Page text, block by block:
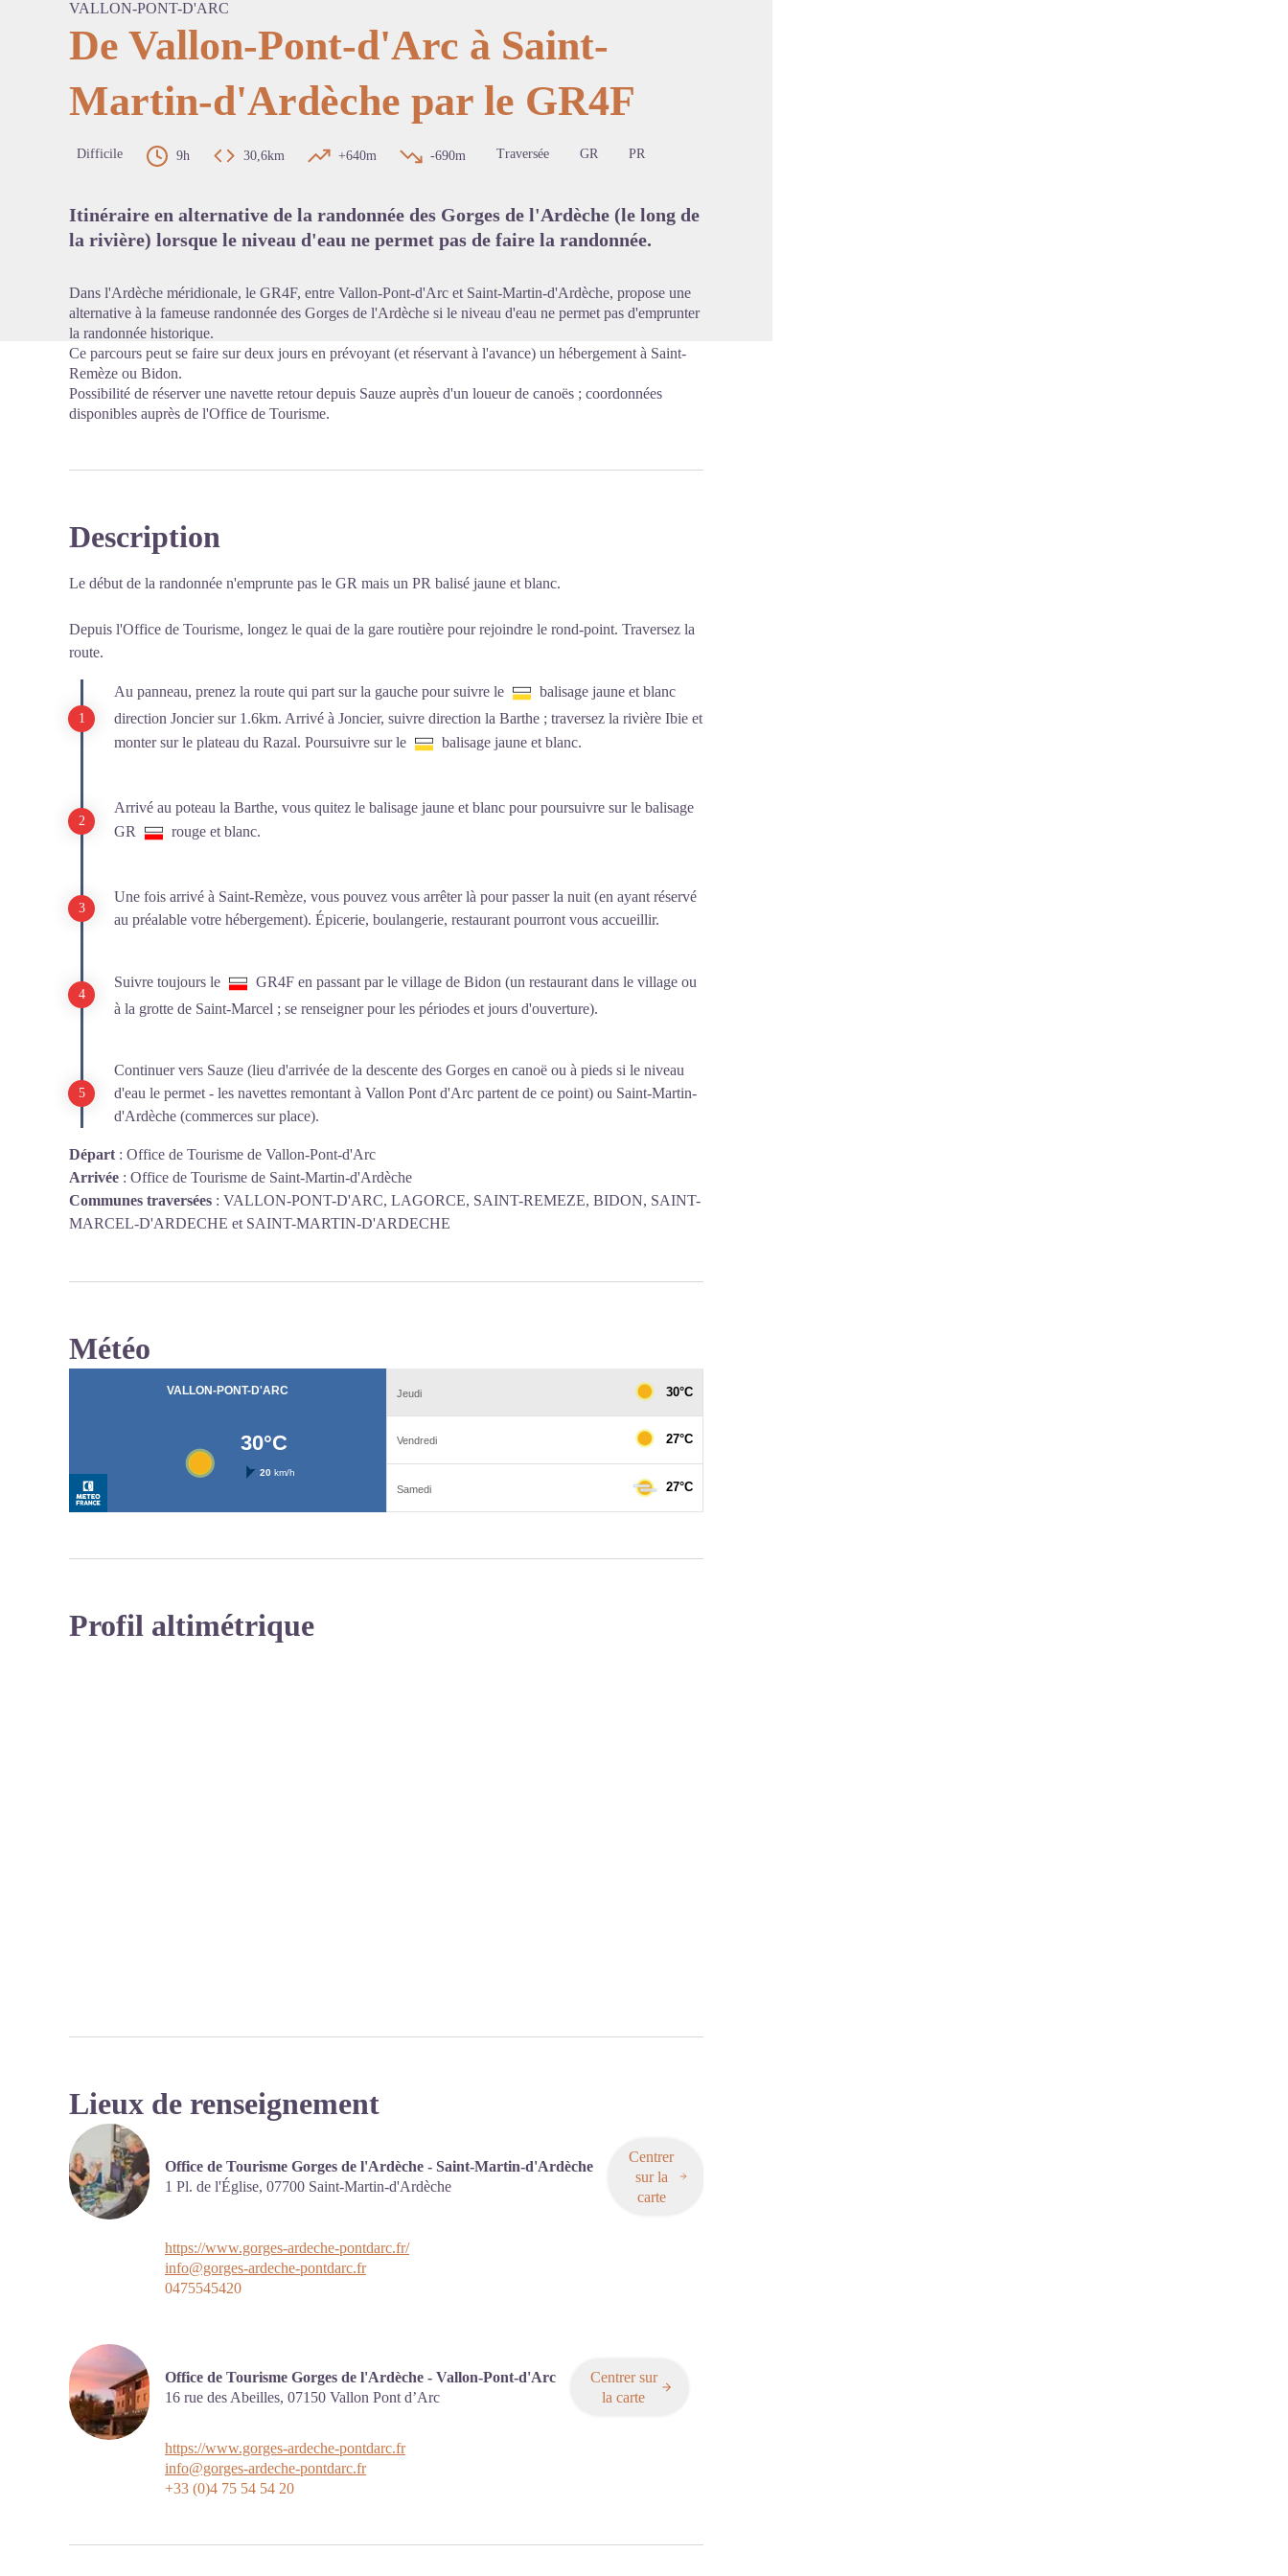
Voir l'image en plein écran
VALLON-PONT-D'ARC
De Vallon-Pont-d'Arc à Saint-
Martin-d'Ardèche par le GR4F
Difficile 9h 30,6km +640m -690m Traversée GR PR
Itinéraire en alternative de la randonnée des Gorges de l'Ardèche (le long de
la rivière) lorsque le niveau d'eau ne permet pas de faire la randonnée.
Dans l'Ardèche méridionale, le GR4F, entre Vallon-Pont-d'Arc et Saint-Martin-d'Ardèche, propose une
alternative à la fameuse randonnée des Gorges de l'Ardèche si le niveau d'eau ne permet pas d'emprunter
la randonnée historique.
Ce parcours peut se faire sur deux jours en prévoyant (et réservant à l'avance) un hébergement à Saint-
Remèze ou Bidon.
Possibilité de réserver une navette retour depuis Sauze auprès d'un loueur de canoës ; coordonnées
disponibles auprès de l'Office de Tourisme.
Description
Le début de la randonnée n'emprunte pas le GR mais un PR balisé jaune et blanc.
Depuis l'Office de Tourisme, longez le quai de la gare routière pour rejoindre le rond-point. Traversez la
route.
Au panneau, prenez la route qui part sur la gauche pour suivre le
balisage jaune et blanc
direction Joncier sur 1.6km. Arrivé à Joncier, suivre direction la Barthe ; traversez la rivière Ibie et
monter sur le plateau du Razal. Poursuivre sur le
balisage jaune et blanc.
Arrivé au poteau la Barthe, vous quitez le balisage jaune et blanc pour poursuivre sur le balisage
GR
rouge et blanc.
Une fois arrivé à Saint-Remèze, vous pouvez vous arrêter là pour passer la nuit (en ayant réservé
au préalable votre hébergement). Épicerie, boulangerie, restaurant pourront vous accueillir.
Suivre toujours le
GR4F en passant par le village de Bidon (un restaurant dans le village ou
à la grotte de Saint-Marcel ; se renseigner pour les périodes et jours d'ouverture).
Continuer vers Sauze (lieu d'arrivée de la descente des Gorges en canoë ou à pieds si le niveau
d'eau le permet - les navettes remontant à Vallon Pont d'Arc partent de ce point) ou Saint-Martin-
d'Ardèche (commerces sur place).
Départ : Office de Tourisme de Vallon-Pont-d'Arc
Arrivée : Office de Tourisme de Saint-Martin-d'Ardèche
Communes traversées : VALLON-PONT-D'ARC, LAGORCE, SAINT-REMEZE, BIDON, SAINT-
MARCEL-D'ARDECHE et SAINT-MARTIN-D'ARDECHE
Météo
Profil altimétrique
Lieux de renseignement
Office de Tourisme Gorges de l'Ardèche - Saint-Martin-d'Ardèche
1 Pl. de l'Église, 07700 Saint-Martin-d'Ardèche
Centrer
sur la
carte
https://www.gorges-ardeche-pontdarc.fr/
info@gorges-ardeche-pontdarc.fr
0475545420
Office de Tourisme Gorges de l'Ardèche - Vallon-Pont-d'Arc
16 rue des Abeilles, 07150 Vallon Pont d’Arc
Centrer sur
la carte
https://www.gorges-ardeche-pontdarc.fr
info@gorges-ardeche-pontdarc.fr
+33 (0)4 75 54 54 20